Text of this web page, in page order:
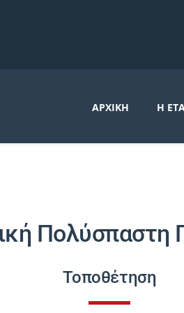
ΑΡΧΙΚΉ Η
Πολύσπαστη
Τοποθέτηση